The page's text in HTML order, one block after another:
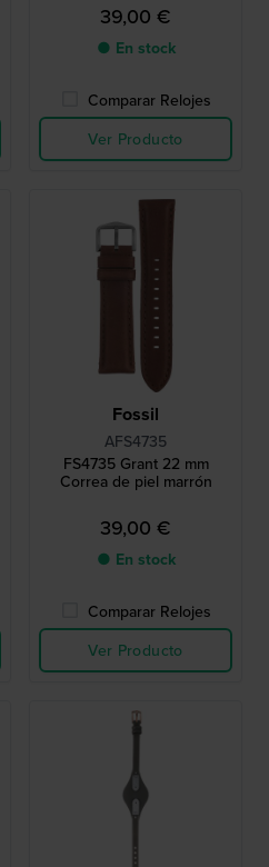
39,00 €
● En stock
Comparar Relojes
Ver Producto
Fossil
AFS4735
FS4735 Grant 22 mm
Correa de piel marrón
39,00 €
● En stock
Comparar Relojes
Ver Producto